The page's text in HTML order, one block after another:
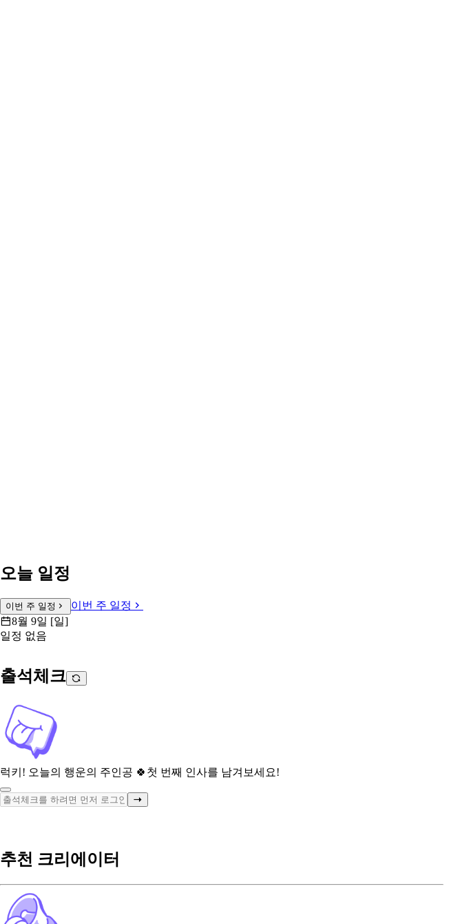
오늘 일정
이번 주 일정
이번 주 일정
8월 9일 [일]
일정 없음
출석체크
럭키! 오늘의 행운의 주인공 🍀 첫 번째 인사를 남겨보세요!
추천 크리에이터